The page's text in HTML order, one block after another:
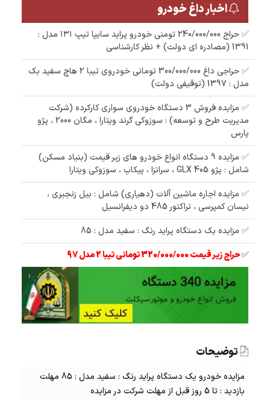
اخبار داغ خودرو
✅ حراج 240/000/000 تومنی خودرو پراید سایپا تیپ ۱۳۱ مدل :
1391 (مصادره ای دولت) + نظر کارشناسی
✅ حراجی داغ 300/000/000 تومانی خودروی تیبا 2 هاچ سفید بک
مدل : 1397 (توقیفی دولت)
✅ مزایده فروش 3 دستگاه خودروی سواری کارکرده (شرکت
مدیریت طرح و توسعه) : سوزوکی گرند ویتارا ، مگان 2000 ، پژو
پارس
✅ مزایده 9 دستگاه انواع خودرو های زیر قیمت (بنیاد مسکن)
شامل : پژو 405 GLX ، سرانزا ، پیکاپ ، سوزوکی ویتارا
✅ مزایده اجاره ماشین آلات (دهیاری) شامل : بیل زنجیری ،
نیسان کمپرسی ، تراکتور 485 دو دیفرانسیل
✅ مزایده یک دستگاه پراید رنگ : سفید مدل : 85
✅حراج زیر قیمت 320/000/000 تومانی تیبا 2 مدل 97
توضیحات
مزایده خودرو یک دستگاه پراید رنگ : سفید مدل : 85 مهلت
بازدید : تا 5 روز قبل از مهلت شرکت در مزایده